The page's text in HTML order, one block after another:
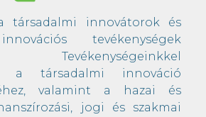
társadalmi innovátorok és
tevékenységek
Tevékenységeinkkel
a társadalmi innováció
valamint a hazai és
jogi és szakmai